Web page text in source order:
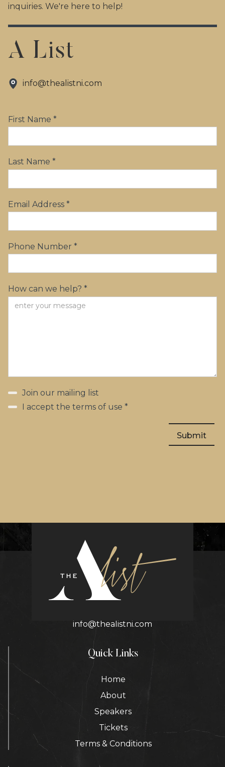
inquiries. We're here to help!
A List
info@thealistni.com
First Name *
Last Name *
Email Address *
Phone Number *
How can we help? *
Join our mailing list
I accept the terms of use *
Contact Details
info@thealistni.com
Quick Links
Home
About
Speakers
Tickets
Terms & Conditions